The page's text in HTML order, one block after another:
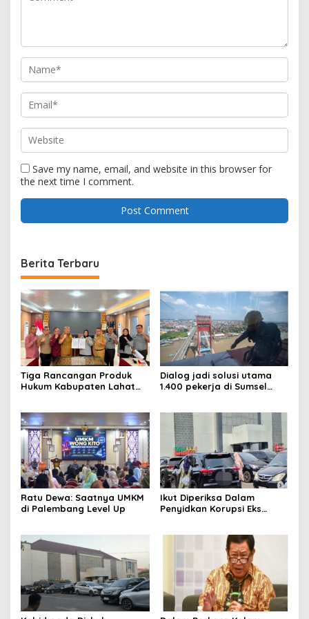
Save my name, email, and website in this browser for
the next time I comment.
Berita Terbaru
Tiga Rancangan Produk
Hukum Kabupaten Lahat
Dialog jadi solusi utama
1.400 pekerja di Sumsel
Ratu Dewa: Saatnya UMKM
di Palembang Level Up
Ikut Diperiksa Dalam
Penyidkan Korupsi Eks